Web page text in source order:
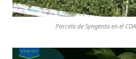
Parcela de Syngenta en el